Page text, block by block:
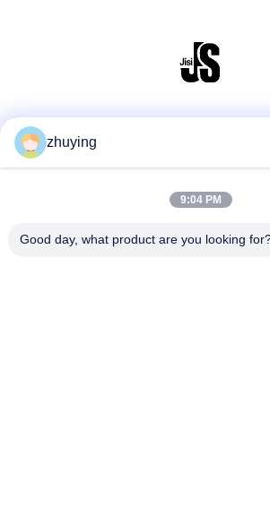
전화
zhuying
9:04 PM
Good day, what product are you looking